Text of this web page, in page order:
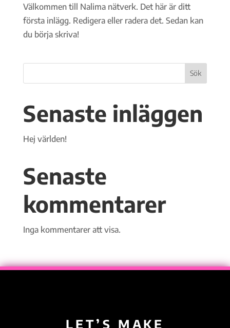
Välkommen till Nalima nätverk. Det här är ditt
första inlägg. Redigera eller radera det. Sedan kan
du börja skriva!
Sök
Senaste inläggen
Hej världen!
Senaste
kommentarer
Inga kommentarer att visa.
LET’S MAKE